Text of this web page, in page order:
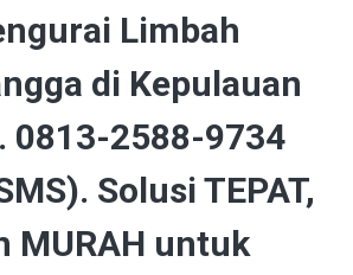
Limbah
di Kepulauan
0813-2588-9734
Solusi TEPAT,
MURAH untuk